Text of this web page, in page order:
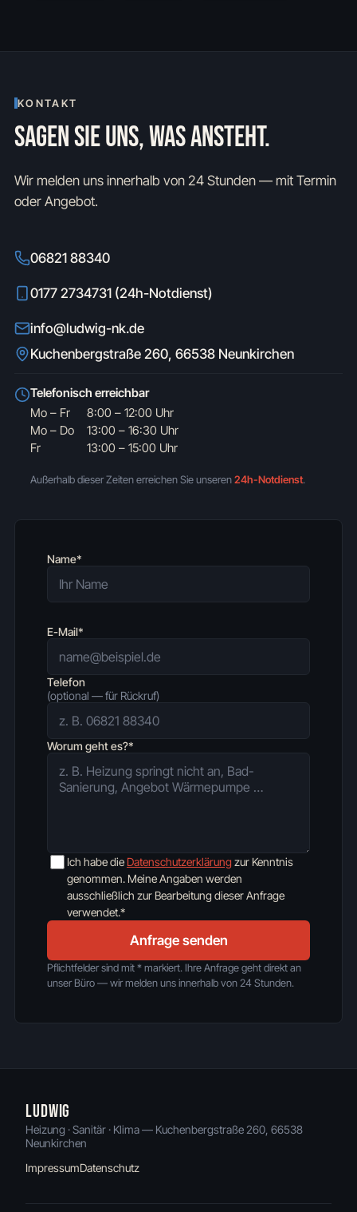
KONTAKT
SAGEN SIE UNS, WAS ANSTEHT.
Wir melden uns innerhalb von 24 Stunden — mit Termin
oder Angebot.
06821 88340
0177 2734731 (24h-Notdienst)
info@ludwig-nk.de
Kuchenbergstraße 260, 66538 Neunkirchen
Telefonisch erreichbar
Mo – Fr
8:00 – 12:00 Uhr
Mo – Do
13:00 – 16:30 Uhr
Fr
13:00 – 15:00 Uhr
Außerhalb dieser Zeiten erreichen Sie unseren24h-Notdienst.
Name*
E-Mail*
Telefon
(optional — für Rückruf)
Worum geht es?*
Ich habe die Datenschutzerklärungzur Kenntnis
genommen. Meine Angaben werden
ausschließlich zur Bearbeitung dieser Anfrage
verwendet.*
Anfrage senden
Pflichtfelder sind mit * markiert. Ihre Anfrage geht direkt an
unser Büro — wir melden uns innerhalb von 24 Stunden.
LUDWIG
Heizung · Sanitär · Klima — Kuchenbergstraße 260, 66538
Neunkirchen
ImpressumDatenschutz